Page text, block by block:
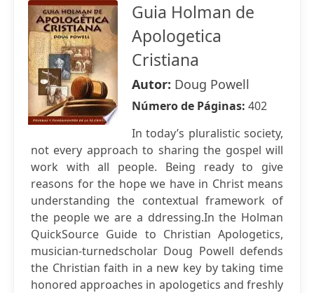
Guia Holman de
Apologetica
Cristiana
Autor: Doug Powell
Número de Páginas: 402
In today’s pluralistic society,
not every approach to sharing the gospel will
work with all people. Being ready to give
reasons for the hope we have in Christ means
understanding the contextual framework of
the people we are a ddressing.In the Holman
QuickSource Guide to Christian Apologetics,
musician-turnedscholar Doug Powell defends
the Christian faith in a new key by taking time
honored approaches in apologetics and freshly